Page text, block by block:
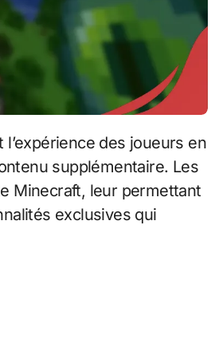
supplémentaire. Les
Minecraft, leur permettant
exclusives qui